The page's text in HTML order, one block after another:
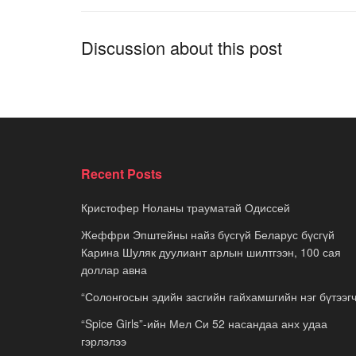
Discussion about this post
Recent Posts
Кристофер Ноланы трауматай Одиссей
Жеффри Эпштейны найз бүсгүй Беларус бүсгүй
Карина Шуляк дуулиант арлын шилтгээн, 100 сая
доллар авна
“Солонгосын эдийн засгийн гайхамшгийн нэг
“Spice Girls”-ийн Мел Си 52 насандаа анх удаа
гэрлэлээ